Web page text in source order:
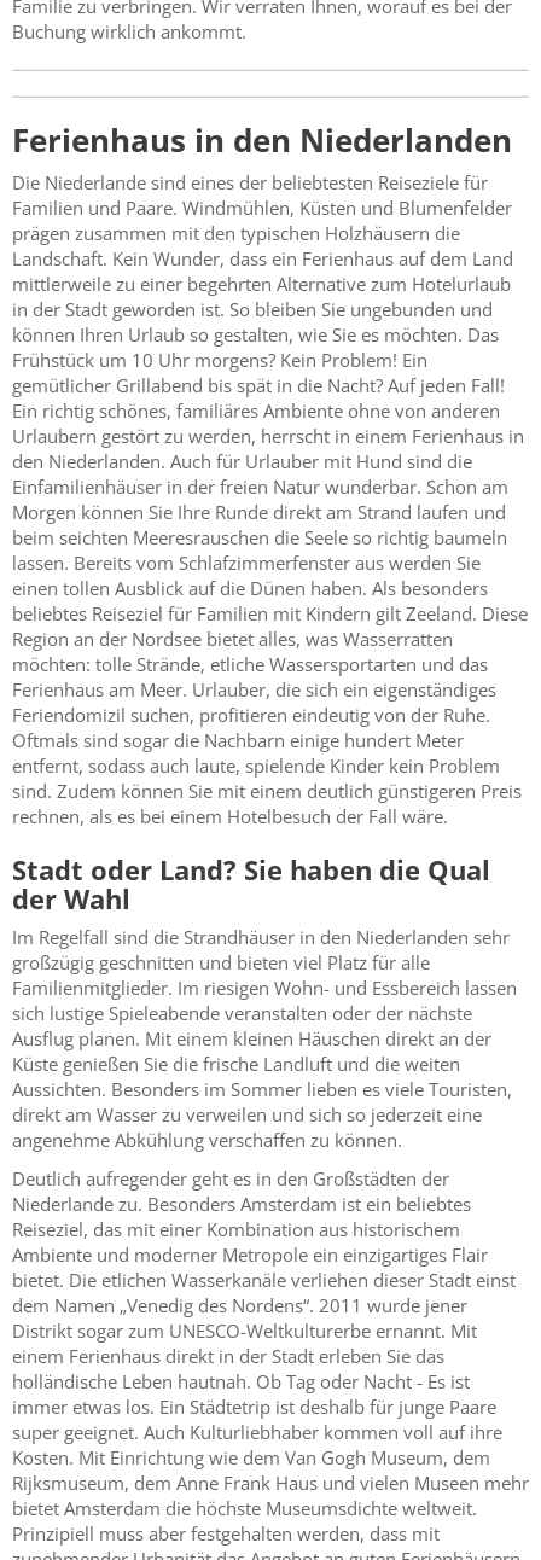
Familie zu verbringen. Wir verraten Ihnen, worauf es bei der
Buchung wirklich ankommt.
Ferienhaus in den Niederlanden
Die Niederlande sind eines der beliebtesten Reiseziele für
Familien und Paare. Windmühlen, Küsten und Blumenfelder
prägen zusammen mit den typischen Holzhäusern die
Landschaft. Kein Wunder, dass ein Ferienhaus auf dem Land
mittlerweile zu einer begehrten Alternative zum Hotelurlaub
in der Stadt geworden ist. So bleiben Sie ungebunden und
können Ihren Urlaub so gestalten, wie Sie es möchten. Das
Frühstück um 10 Uhr morgens? Kein Problem! Ein
gemütlicher Grillabend bis spät in die Nacht? Auf jeden Fall!
Ein richtig schönes, familiäres Ambiente ohne von anderen
Urlaubern gestört zu werden, herrscht in einem Ferienhaus in
den Niederlanden. Auch für Urlauber mit Hund sind die
Einfamilienhäuser in der freien Natur wunderbar. Schon am
Morgen können Sie Ihre Runde direkt am Strand laufen und
beim seichten Meeresrauschen die Seele so richtig baumeln
lassen. Bereits vom Schlafzimmerfenster aus werden Sie
einen tollen Ausblick auf die Dünen haben. Als besonders
beliebtes Reiseziel für Familien mit Kindern gilt Zeeland. Diese
Region an der Nordsee bietet alles, was Wasserratten
möchten: tolle Strände, etliche Wassersportarten und das
Ferienhaus am Meer. Urlauber, die sich ein eigenständiges
Feriendomizil suchen, profitieren eindeutig von der Ruhe.
Oftmals sind sogar die Nachbarn einige hundert Meter
entfernt, sodass auch laute, spielende Kinder kein Problem
sind. Zudem können Sie mit einem deutlich günstigeren Preis
rechnen, als es bei einem Hotelbesuch der Fall wäre.
Stadt oder Land? Sie haben die Qual
der Wahl
Im Regelfall sind die Strandhäuser in den Niederlanden sehr
großzügig geschnitten und bieten viel Platz für alle
Familienmitglieder. Im riesigen Wohn- und Essbereich lassen
sich lustige Spieleabende veranstalten oder der nächste
Ausflug planen. Mit einem kleinen Häuschen direkt an der
Küste genießen Sie die frische Landluft und die weiten
Aussichten. Besonders im Sommer lieben es viele Touristen,
direkt am Wasser zu verweilen und sich so jederzeit eine
angenehme Abkühlung verschaffen zu können.
Deutlich aufregender geht es in den Großstädten der
Niederlande zu. Besonders Amsterdam ist ein beliebtes
Reiseziel, das mit einer Kombination aus historischem
Ambiente und moderner Metropole ein einzigartiges Flair
bietet. Die etlichen Wasserkanäle verliehen dieser Stadt einst
dem Namen „Venedig des Nordens“. 2011 wurde jener
Distrikt sogar zum UNESCO-Weltkulturerbe ernannt. Mit
einem Ferienhaus direkt in der Stadt erleben Sie das
holländische Leben hautnah. Ob Tag oder Nacht - Es ist
immer etwas los. Ein Städtetrip ist deshalb für junge Paare
super geeignet. Auch Kulturliebhaber kommen voll auf ihre
Kosten. Mit Einrichtung wie dem Van Gogh Museum, dem
Rijksmuseum, dem Anne Frank Haus und vielen Museen mehr
bietet Amsterdam die höchste Museumsdichte weltweit.
Prinzipiell muss aber festgehalten werden, dass mit